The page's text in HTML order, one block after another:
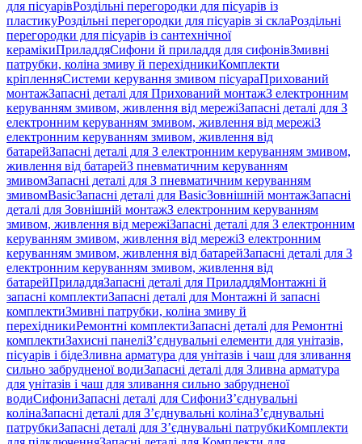
для пісуарівРоздільні перегородки для пісуарів із
пластикуРоздільні перегородки для пісуарів зі склаРоздільні
перегородки для пісуарів із сантехнічної
керамікиПриладдяСифони й приладдя для сифонівЗмивні
патрубки, коліна змиву й перехідникиКомплекти
кріпленняСистеми керування змивом пісуараПрихований
монтажЗапасні деталі для Прихований монтажЗ електронним
керуванням змивом, живлення від мережіЗапасні деталі для З
електронним керуванням змивом, живлення від мережіЗ
електронним керуванням змивом, живлення від
батарейЗапасні деталі для З електронним керуванням змивом,
живлення від батарейЗ пневматичним керуванням
змивомЗапасні деталі для З пневматичним керуванням
змивомBasicЗапасні деталі для BasicЗовнішній монтажЗапасні
деталі для Зовнішній монтажЗ електронним керуванням
змивом, живлення від мережіЗапасні деталі для З електронним
керуванням змивом, живлення від мережіЗ електронним
керуванням змивом, живлення від батарейЗапасні деталі для З
електронним керуванням змивом, живлення від
батарейПриладдяЗапасні деталі для ПриладдяМонтажні й
запасні комплектиЗапасні деталі для Монтажні й запасні
комплектиЗмивні патрубки, коліна змиву й
перехідникиРемонтні комплектиЗапасні деталі для Ремонтні
комплектиЗахисні панеліЗ’єднувальні елементи для унітазів,
пісуарів і бідеЗливна арматура для унітазів і чаш для зливання
сильно забрудненої водиЗапасні деталі для Зливна арматура
для унітазів і чаш для зливання сильно забрудненої
водиСифониЗапасні деталі для СифониЗ’єднувальні
колінаЗапасні деталі для З’єднувальні колінаЗ’єднувальні
патрубкиЗапасні деталі для З’єднувальні патрубкиКомплекти